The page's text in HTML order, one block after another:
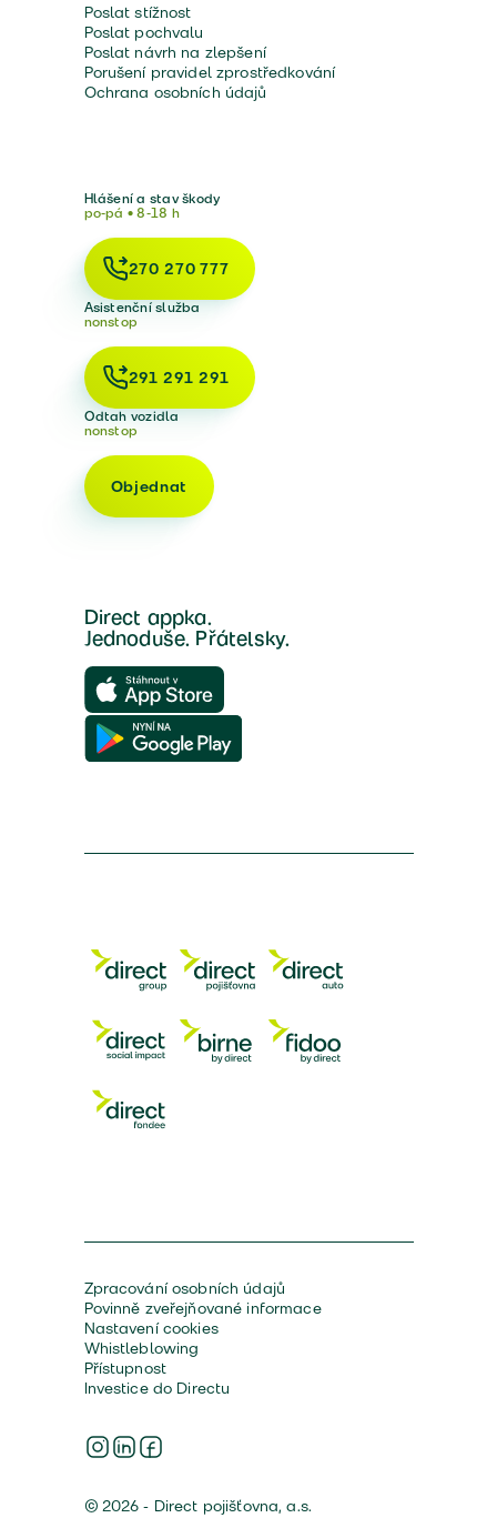
Poslat stížnost
Poslat pochvalu
Poslat návrh na zlepšení
Porušení pravidel zprostředkování
Ochrana osobních údajů
Hlášení a stav škody
po-pá • 8-18 h
270 270 777
Asistenční služba
nonstop
291 291 291
Odtah vozidla
nonstop
Objednat
Direct appka.
Jednoduše. Přátelsky.
Zpracování osobních údajů
Povinně zveřejňované informace
Nastavení cookies
Whistleblowing
Přístupnost
Investice do Directu
© 2026 - Direct pojišťovna, a.s.